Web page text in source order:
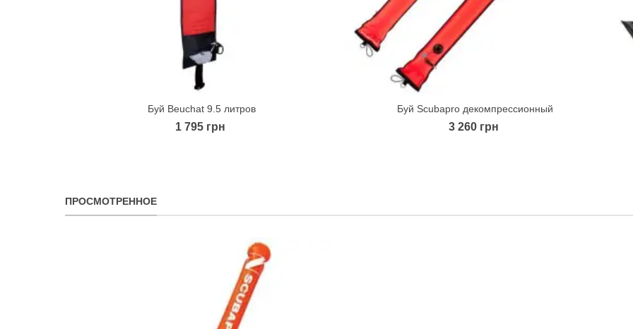
Quick view
Буй Beuchat 9.5 литров
1 795 грн
Quick view
Буй Scubapro декомпрессионный
3 260 грн
ПРОСМОТРЕННОЕ